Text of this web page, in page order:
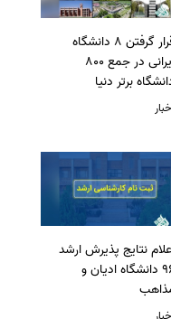
قرار گرفتن 8 دانشگاه
ایرانی در جمع 800
برتر دنیا
نتایج پذیرش ارشد
96 دانشگاه ادیان و